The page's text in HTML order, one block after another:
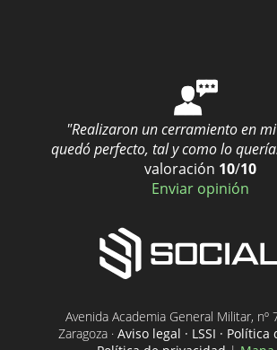
"Realizaron un cerramiento en
quedó perfecto, tal y como lo
valoración 10/10
Enviar opinión
Avenida Academia General Militar, nº
Zaragoza · Aviso legal · LSSI · Política